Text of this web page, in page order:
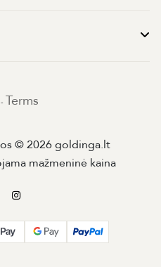
- Terms
© 2026 goldinga.lt
mažmeninė kaina